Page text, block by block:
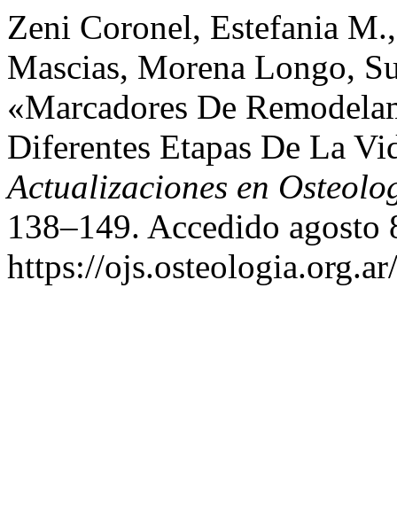
Zeni Coronel, Estefania
Mascias, Morena Longo,
«Marcadores De
Diferentes Etapas De La
Actualizaciones en
138–149. Accedido agosto
https://